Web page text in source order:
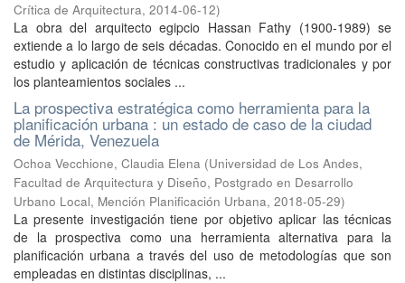
Crítica de Arquitectura, 2014-06-12)
La obra del arquitecto egipcio Hassan Fathy (1900-1989) se
extiende a lo largo de seis décadas. Conocido en el mundo por el
estudio y aplicación de técnicas constructivas tradicionales y por
los planteamientos sociales ...
La prospectiva estratégica como herramienta para la
planificación urbana : un estado de caso de la ciudad
de Mérida, Venezuela
Ochoa Vecchione, Claudia Elena (Universidad de Los Andes,
Facultad de Arquitectura y Diseño, Postgrado en Desarrollo
Urbano Local, Mención Planificación Urbana, 2018-05-29)
La presente investigación tiene por objetivo aplicar las técnicas
de la prospectiva como una herramienta alternativa para la
planificación urbana a través del uso de metodologías que son
empleadas en distintas disciplinas, ...